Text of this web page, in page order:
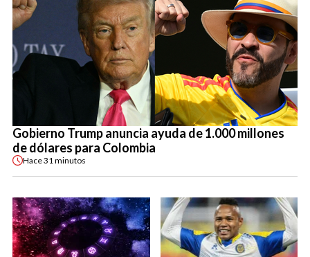
Gobierno Trump anuncia ayuda de 1.000 millones
de dólares para Colombia
Hace31 minutos